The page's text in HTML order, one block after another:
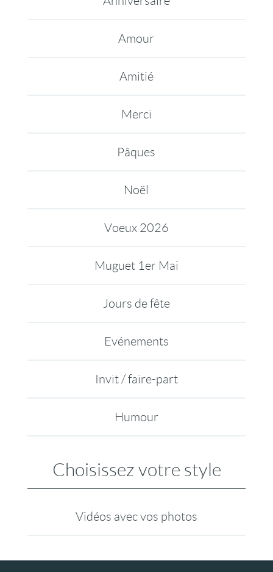
Amour
Amitié
Merci
Pâques
Noël
Voeux 2026
Muguet 1er Mai
Jours de fête
Evénements
Invit / faire-part
Humour
Choisissez votre style
Vidéos avec vos photos